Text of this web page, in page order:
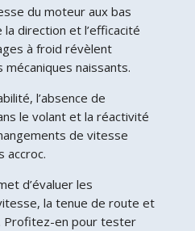
du moteur aux bas
direction et l’efficacité
à froid révèlent
naissants.
l’absence de
le volant et la réactivité
de vitesse
accroc.
d’évaluer les
la tenue de route et
Profitez-en pour tester